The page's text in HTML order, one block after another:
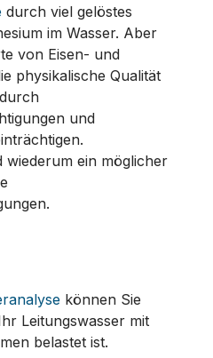
durch viel gelöstes
im Wasser. Aber
von Eisen- und
physikalische Qualität
und
wiederum ein möglicher
können Sie
Leitungswasser mit
belastet ist.